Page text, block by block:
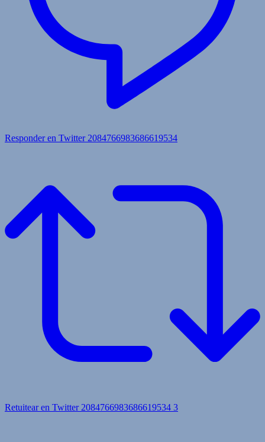
Responder en Twitter 2084766983686619534
Retuitear en Twitter 2084766983686619534 3